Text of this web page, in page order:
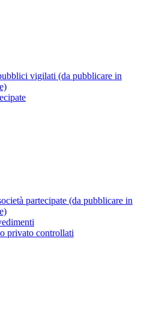
vigilati (da pubblicare in
partecipate (da pubblicare in
privato controllati